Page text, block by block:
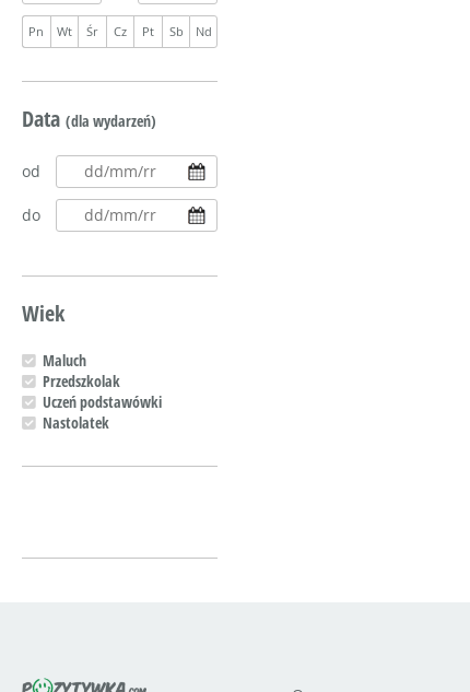
Pn Wt Śr Cz Pt Sb Nd
Data (dla wydarzeń)
od
do
Wiek
Maluch
Przedszkolak
Uczeń podstawówki
Nastolatek